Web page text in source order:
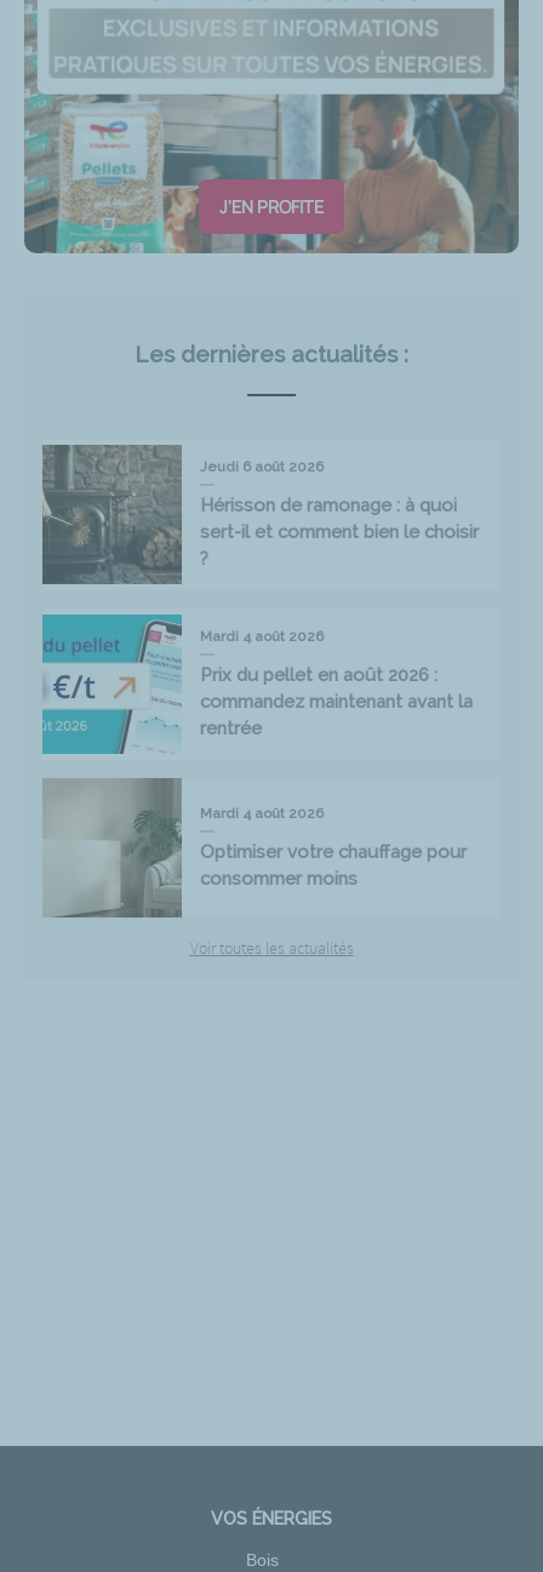
J'EN PROFITE
Les dernières actualités :
Jeudi 6 août 2026
Hérisson de ramonage : à quoi
sert-il et comment bien le choisir
?
Mardi 4 août 2026
Prix du pellet en août 2026 :
commandez maintenant avant la
rentrée
Mardi 4 août 2026
Optimiser votre chauffage pour
consommer moins
Voir toutes les actualités
VOS ÉNERGIES
Bois